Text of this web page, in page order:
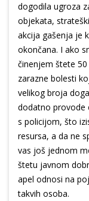
dogodila ugroza
objekata,
akcija gašenja je
okončana. I ako
činenjem štete
zarazne bolesti
velikog broja
dodatno provode
s policijom, što
resursa, a da ne
vas još jednom
štetu javnom
apel odnosi na
takvih osoba.